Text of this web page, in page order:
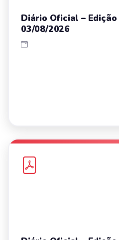
Diário Oficial – Edição
03/08/2026